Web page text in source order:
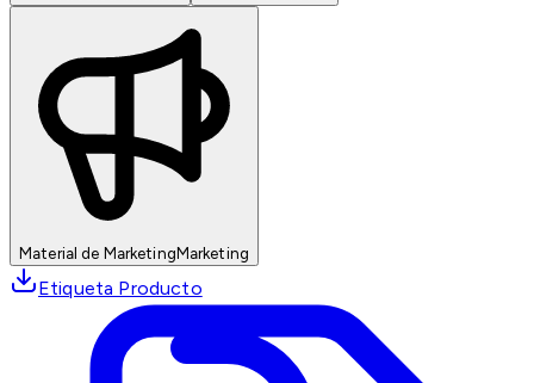
Material de MarketingMarketing
Etiqueta Producto